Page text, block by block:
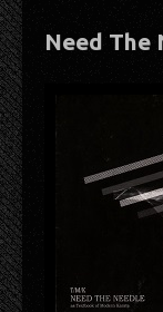
Need The